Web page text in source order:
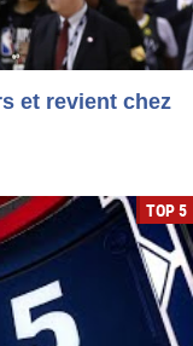
et revient chez
TOP 5